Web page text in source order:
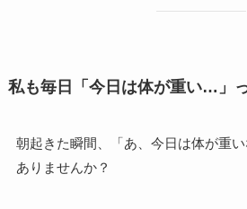
私も毎日「今日は体が重い…」
朝起きた瞬間、「あ、今日は体が重
ありませんか？